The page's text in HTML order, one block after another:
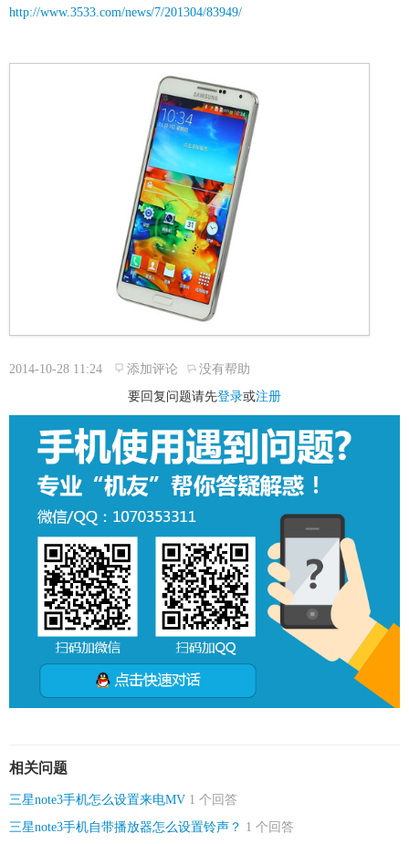
http://www.3533.com/news/7/201304/83949/
2014-10-28 11:24 添加评论
没有帮助
要回复问题请先登录或注册
相关问题
三星note3手机怎么设置来电MV 1 个回答
三星note3手机自带播放器怎么设置铃声？ 1 个回答